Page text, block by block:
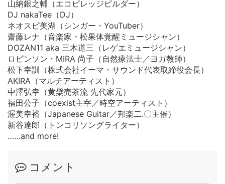
山納銀之輔（エコビレッジビルダー）
DJ nakaTee（DJ）
ネオスピ美湖（シンガー・YouTuber）
齋藤レナ（音楽家・松果体覚醒ミュージシャン）
DOZAN11 aka 三木道三（レゲエミュージシャン）
ロビンソン・MIRA 尚子（自然療法士／ヨガ教師）
松下幸訓（株式会社イーマ・サウンド代表取締役会長）
AKIRA（マルチアーティスト）
中澤弘幸（黄檗売茶流 先代家元）
福田公子（coexist主宰／時空アーティスト）
渥美幸裕（Japanese Guitar／邦楽二.〇主催）
新谷達郎（トンコリソングライター）
……and more!
コメント